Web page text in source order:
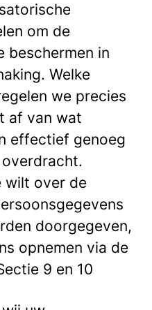
om de
beschermen in
Welke
we precies
af van wat
effectief genoeg
wilt over de
doorgegeven,
opnemen via de
9 en 10